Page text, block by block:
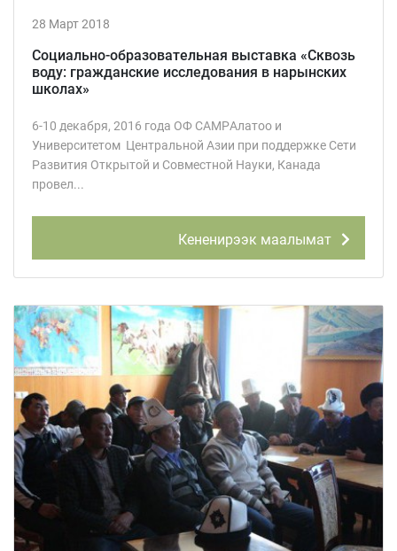
28 Март 2018
Социально-образовательная выставка «Сквозь
воду: гражданские исследования в нарынских
школах»
6-10 декабря, 2016 года ОФ CAMPАлатоо и
Университетом Центральной Азии при поддержке Сети
Развития Открытой и Совместной Науки, Канада
провел...
Кененирээк маалымат